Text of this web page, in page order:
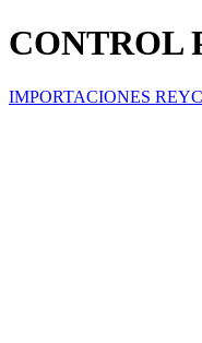
CONTROL
IMPORTACIONES